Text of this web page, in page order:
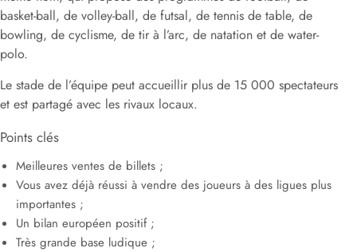
basket-ball, de volley-ball, de futsal, de tennis de table, de
bowling, de cyclisme, de tir à l’arc, de natation et de water-
polo.
Le stade de l’équipe peut accueillir plus de 15 000 spectateurs
et est partagé avec les rivaux locaux.
Points clés
Meilleures ventes de billets ;
Vous avez déjà réussi à vendre des joueurs à des ligues plus
importantes ;
Un bilan européen positif ;
Très grande base ludique ;